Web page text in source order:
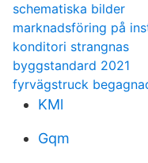
schematiska bilder
marknadsföring på
konditori strangnas
byggstandard 2021
fyrvägstruck
KMl
Gqm